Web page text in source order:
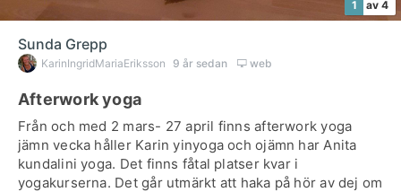
1 av 4
Sunda Grepp
KarinIngridMariaEriksson 9 år sedan web
Afterwork yoga
Från och med 2 mars- 27 april finns afterwork yoga
jämn vecka håller Karin yinyoga och ojämn har Anita
kundalini yoga. Det finns fåtal platser kvar i
yogakurserna. Det går utmärkt att haka på hör av dej om